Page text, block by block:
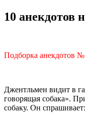
10 анекдотов
Подборка анекдотов №
Джентльмен видит в
говорящая собака».
собаку. Он спрашивает: